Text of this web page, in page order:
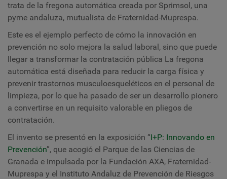
trata de la fregona automática creada por Sprimsol, una
pyme andaluza, mutualista de Fraternidad-Muprespa.
Este es el ejemplo perfecto de cómo la innovación en
prevención no solo mejora la salud laboral, sino que puede
llegar a transformar la contratación pública La fregona
automática está diseñada para reducir la carga física y
prevenir trastornos musculoesqueléticos en el personal de
limpieza, por lo que ha pasado de ser un desarrollo pionero
a convertirse en un requisito valorable en pliegos de
contratación.
El invento se presentó en la exposición “I+P: Innovando en
Prevención”, que acogió el Parque de las Ciencias de
Granada e impulsada por la Fundación AXA, Fraternidad-
Muprespa y el Instituto Andaluz de Prevención de Riesgos